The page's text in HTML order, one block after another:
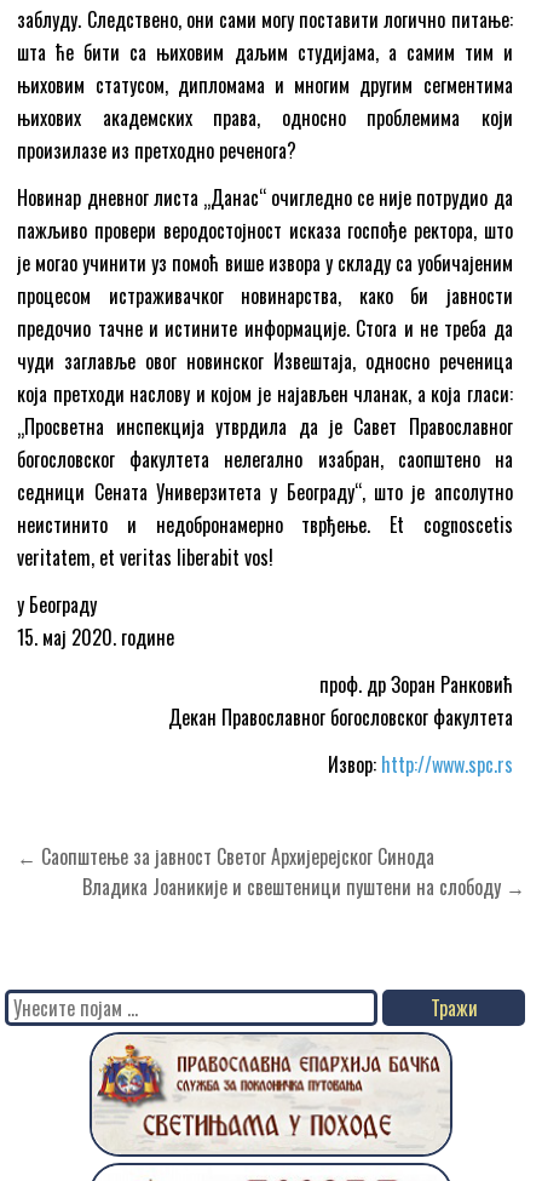
заблуду. Следствено, они сами могу поставити логично питање:
шта ће бити са њиховим даљим студијама, а самим тим и
њиховим статусом, дипломама и многим другим сегментима
њихових академских права, односно проблемима који
произилазе из претходно реченога?
Новинар дневног листа „Данас“ очигледно се није потрудио да
пажљиво провери веродостојност исказа госпође ректора, што
је могао учинити уз помоћ више извора у складу са уобичајеним
процесом истраживачког новинарства, како би јавности
предочио тачне и истините информације. Стога и не треба да
чуди заглавље овог новинског Извештаја, односно реченица
која претходи наслову и којом је најављен чланак, а која гласи:
„Просветна инспекција утврдила да је Савет Православног
богословског факултета нелегално изабран, саопштено на
седници Сената Универзитета у Београду“, што је апсолутно
неистинито и недобронамерно тврђење. Et cognoscetis
veritatem, et veritas liberabit vos!
у Београду
15. мај 2020. године
проф. др Зоран Ранковић
Декан Православног богословског факултета
Извор: http://www.spc.rs
Кретање
чланка
← Саопштење за јавност Светог Архијерејског Синода
Владика Јоаникије и свештеници пуштени на слободу →
Search
for: